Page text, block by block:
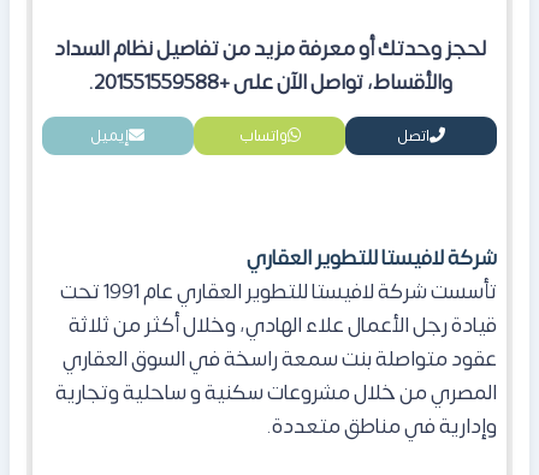
لحجز وحدتك أو معرفة مزيد من تفاصيل نظام السداد
والأقساط، تواصل الآن على +201551559588.
اتصل واتساب إيميل
شركة لافيستا للتطوير العقاري
تأسست شركة لافيستا للتطوير العقاري عام 1991 تحت
قيادة رجل الأعمال علاء الهادي، وخلال أكثر من ثلاثة
عقود متواصلة بنت سمعة راسخة في السوق العقاري
المصري من خلال مشروعات سكنية و ساحلية وتجارية
وإدارية في مناطق متعددة.